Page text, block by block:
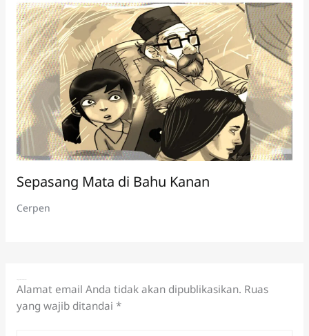
Sepasang Mata di Bahu Kanan
Cerpen
Alamat email Anda tidak akan dipublikasikan. Ruas
yang wajib ditandai *